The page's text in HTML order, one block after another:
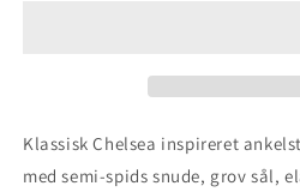
Klassisk Chelsea inspireret
med semi-spids snude, grov sål,